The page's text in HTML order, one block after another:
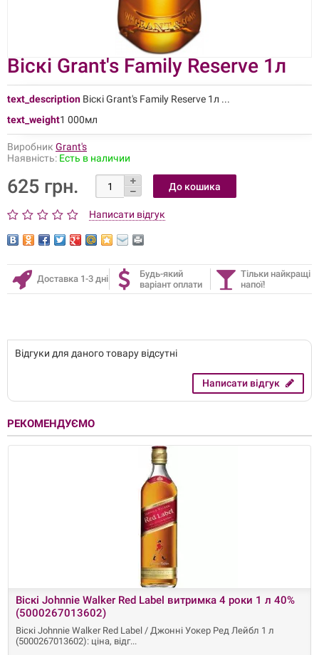
Віскі Grant's Family Reserve 1л
text_description Віскі Grant's Family Reserve 1л ...
text_weight1 000мл
Виробник Grant's
Наявність: Есть в наличии
625 грн.
Написати відгук
Доставка 1-3 дні
Будь-який
варіант оплати
Тільки найкращі
напої!
Відгуки для даного товару відсутні
Написати відгук
РЕКОМЕНДУЄМО
Віскі Johnnie Walker Red Label витримка 4 роки 1 л 40%
(5000267013602)
Віскі Johnnie Walker Red Label / Джонні Уокер Ред Лейбл 1 л
(5000267013602): ціна, відг